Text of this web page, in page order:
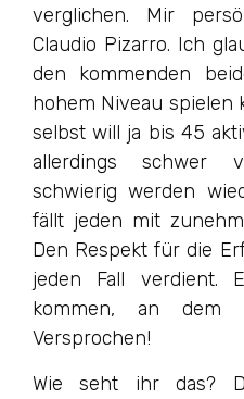
verglichen. Mir
Claudio Pizarro. Ich
den kommenden
hohem Niveau spielen
selbst will ja bis 45
allerdings schwer
schwierig werden
fällt jeden mit
Den Respekt für die
jeden Fall verdient.
kommen, an dem
Versprochen!
Wie seht ihr das?